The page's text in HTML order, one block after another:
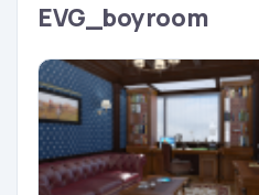
EVG_boyroom